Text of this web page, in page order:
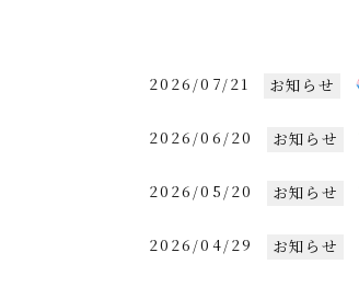
2026/07/21 お知らせ
2026/06/20 お知らせ
2026/05/20 お知らせ
2026/04/29 お知らせ